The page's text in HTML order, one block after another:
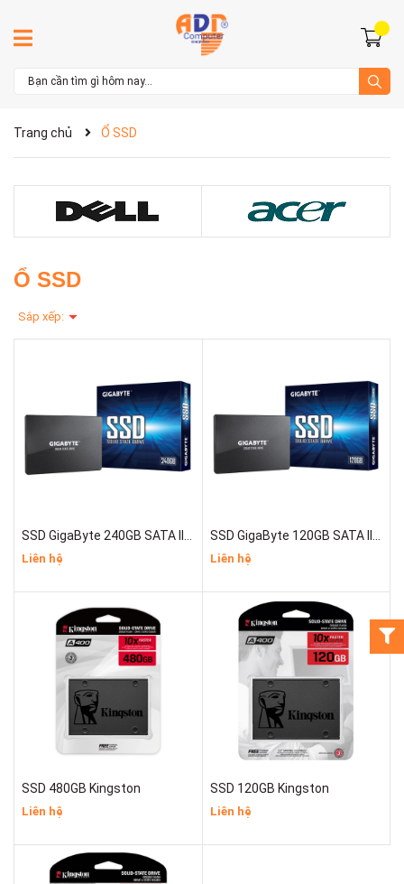
Trang chủ Ổ SSD
Ổ SSD
Sắp xếp:
Liên hệ Liên hệ
SSD 480GB Kingston
Liên hệ
SSD 120GB Kingston
Liên hệ